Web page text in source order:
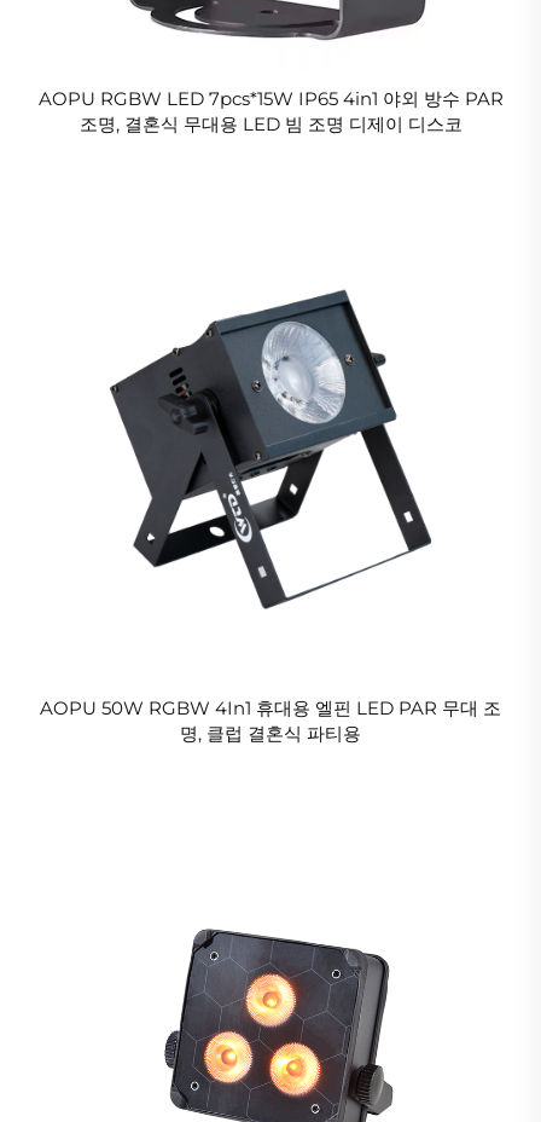
AOPU RGBW LED 7pcs*15W IP65 4in1 야외 방수 PAR
조명, 결혼식 무대용 LED 빔 조명 디제이 디스코
AOPU 50W RGBW 4In1 휴대용 엘핀 LED PAR 무대 조
명, 클럽 결혼식 파티용